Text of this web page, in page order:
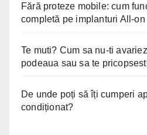
Fără proteze mobile: cum
completă pe implanturi All-on
Te muti? Cum sa nu-ti
podeaua sau sa te
De unde poți să îți cumperi
condiționat?